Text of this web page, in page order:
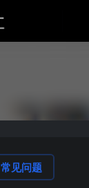
常见问题